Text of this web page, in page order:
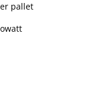
pallet